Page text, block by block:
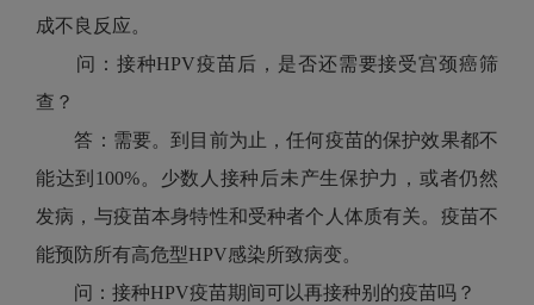
成不良反应。
问：接种HPV疫苗后，是否还需要接受宫颈癌筛
查？
答：需要。到目前为止，任何疫苗的保护效果都不
能达到100%。少数人接种后未产生保护力，或者仍然
发病，与疫苗本身特性和受种者个人体质有关。疫苗不
能预防所有高危型HPV感染所致病变。
问：接种HPV疫苗期间可以再接种别的疫苗吗？